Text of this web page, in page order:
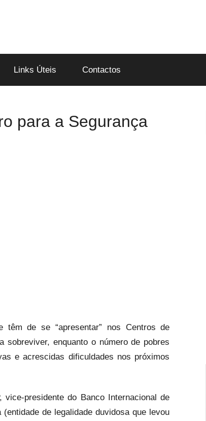
Links Úteis Contactos
para a Segurança
têm de se “apresentar” nos Centros de
sobreviver, enquanto o número de pobres
e acrescidas dificuldades nos próximos
presidente do Banco Internacional de
de legalidade duvidosa que levou